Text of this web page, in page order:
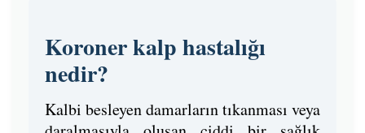
Koroner kalp hastalığı
nedir?
Kalbi besleyen damarların tıkanması veya